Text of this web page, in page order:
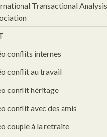
Transactional Analysis
conflits internes
conflit au travail
conflit héritage
conflit avec des amis
couple à la retraite